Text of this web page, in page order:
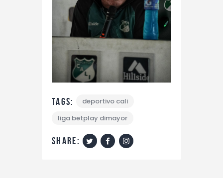
Tags:
deportivo cali
liga betplay dimayor
share: